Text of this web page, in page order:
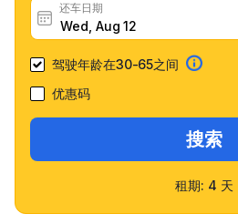
还车日期
驾驶年龄在30-65之间
优惠码
搜索
租期: 4 天